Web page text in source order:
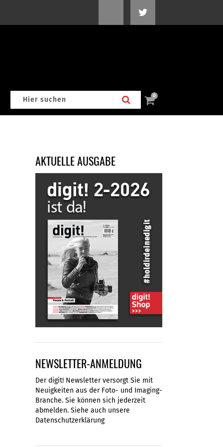
0
AKTUELLE AUSGABE
NEWSLETTER-ANMELDUNG
Der digit! Newsletter versorgt Sie mit
Neuigkeiten aus der Foto- und Imaging-
Branche. Sie können sich jederzeit
abmelden. Siehe auch unsere
Datenschutzerklärung